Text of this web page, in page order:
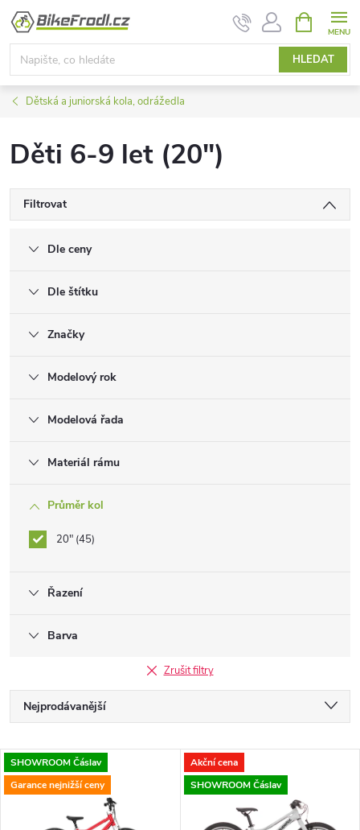
Přejít
obsah
HLEDAT
NÁKUPNÍ
KOŠÍK
Dětská a juniorská kola, odrážedla
Děti 6-9 let (20")
Filtrovat
Dle ceny
Dle štítku
Značky
Modelový rok
Modelová řada
Materiál rámu
Průměr kol
20" 45
Řazení
Barva
Zrušit filtry
Ř
a
z
Nejprodávanější
Nejdražší
V
ý
SHOWROOM Čáslav
Garance nejnižší ceny
Akční cena
SHOWROOM Čáslav